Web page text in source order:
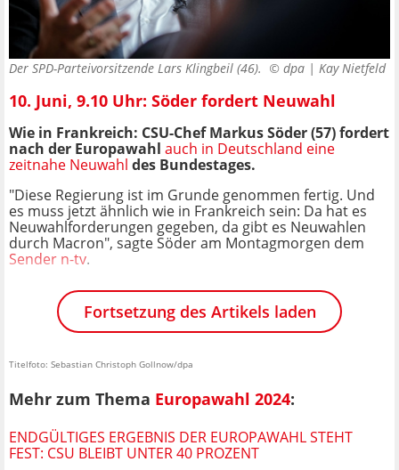
Der SPD-Parteivorsitzende Lars Klingbeil (46). © dpa | Kay Nietfeld
10. Juni, 9.10 Uhr: Söder fordert Neuwahl
Wie in Frankreich: CSU-Chef Markus Söder (57)fordert
nach der Europawahl auch in Deutschland eine
zeitnahe Neuwahl des Bundestages.
"Diese Regierung ist im Grunde genommen fertig. Und
es muss jetzt ähnlich wie in Frankreich sein: Da hat es
Neuwahlforderungen gegeben, da gibt es Neuwahlen
durch Macron", sagte Söder am Montagmorgen dem
Sender n-tv.
Fortsetzung des Artikels laden
Titelfoto: Sebastian Christoph Gollnow/dpa
Mehr zum Thema Europawahl 2024:
ENDGÜLTIGES ERGEBNIS DER EUROPAWAHL STEHT
FEST: CSU BLEIBT UNTER 40 PROZENT